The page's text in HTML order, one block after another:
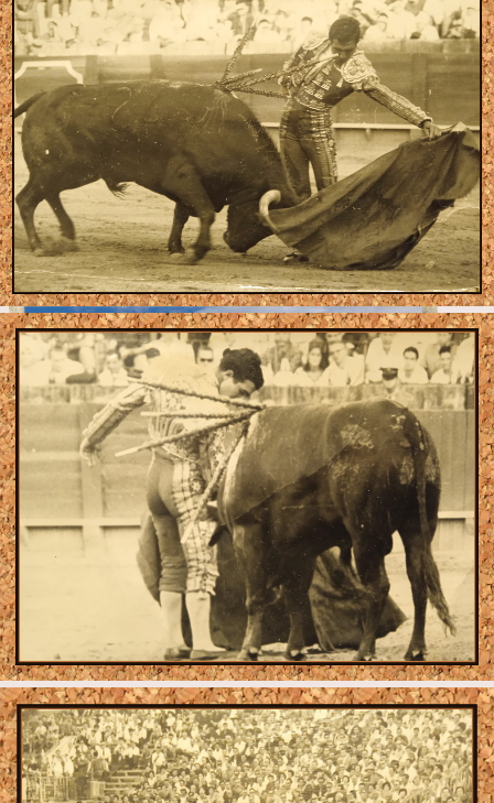
subcategorías en esta página, puede que tengan artículos.
Acerca de Tauroarte
Todo acerca del mundo de los toros.
Esta es una página Web sin ánimo de lucro, confeccionada por un
humilde y fiel aficionado, amante desde muy temprana edad del
maravilloso mundo del toreo; y orientada a facilitar con sumo respeto,
información al aficionado en general, sobre el denominado por el gran
maestro D. Antonio Díaz Cañabate "Planeta de los Toros".
Contacte con Tauroarte
Si desea hacer cualquier consulta rellene los campos del
siguiente formulario para contactar con Tauroarte.